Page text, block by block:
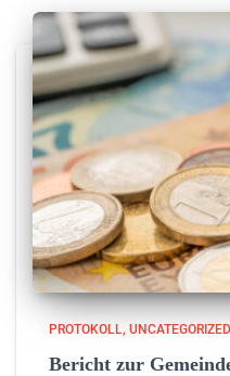
PROTOKOLL UNCATEGORIZED
Bericht zur